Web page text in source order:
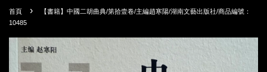
首頁 ›
【書籍】中國二胡曲典/第拾壹卷/主編趙寒陽/湖南文藝出版社/商品編號：
10485